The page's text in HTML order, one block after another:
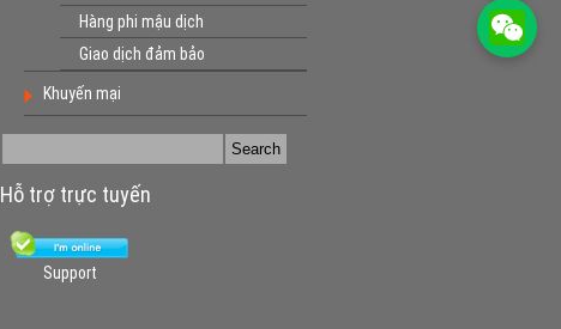
Hàng phi mậu dịch
Giao dịch đảm bảo
Khuyến mại
Hỗ trợ trực tuyến
Support